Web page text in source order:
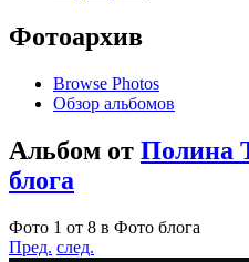
Фотоархив
Browse Photos
Обзор альбомов
Альбом от Полина
блога
Фото 1 от 8 в Фото блога
Пред. след.